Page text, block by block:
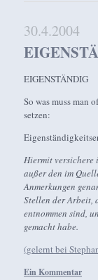
30.4.2004
EIGENSTÄNDIG
So was muss man
setzen:
Hiermit versichere
außer den im
Anmerkungen
Stellen der Arbeit,
entnommen sind,
gemacht habe.
(gelernt bei
Ein Kommentar